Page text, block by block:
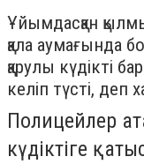
Ұйымдасқан
қала аумағында
қарулы күдікті
келіп түсті, деп
Полицейлер
күдіктіге